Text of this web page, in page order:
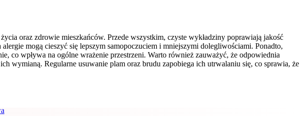
oraz zdrowie mieszkańców. Przede wszystkim, czyste wykładziny poprawiają jakość
mogą cieszyć się lepszym samopoczuciem i mniejszymi dolegliwościami. Ponadto,
co wpływa na ogólne wrażenie przestrzeni. Warto również zauważyć, że odpowiednia
wymianą. Regularne usuwanie plam oraz brudu zapobiega ich utrwalaniu się, co sprawia, że